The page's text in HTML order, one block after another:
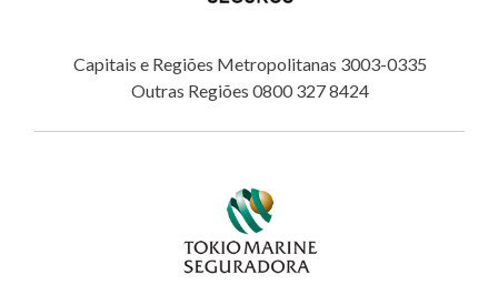
Capitais e Regiões Metropolitanas 3003-0335
Outras Regiões 0800 327 8424